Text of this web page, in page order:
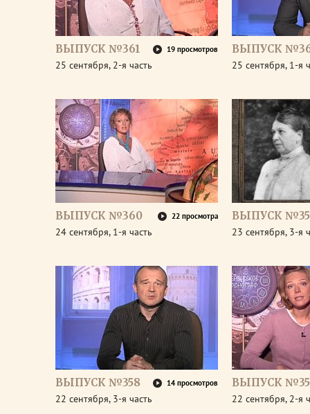
ВЫПУСК №361 19 просмотров
25 сентября, 2-я часть
ВЫПУСК
25 сентября, 1-я
ВЫПУСК №360 22 просмотра
24 сентября, 1-я часть
ВЫПУСК
23 сентября, 3-я
ВЫПУСК №358 14 просмотров
22 сентября, 3-я часть
ВЫПУСК
22 сентября, 2-я